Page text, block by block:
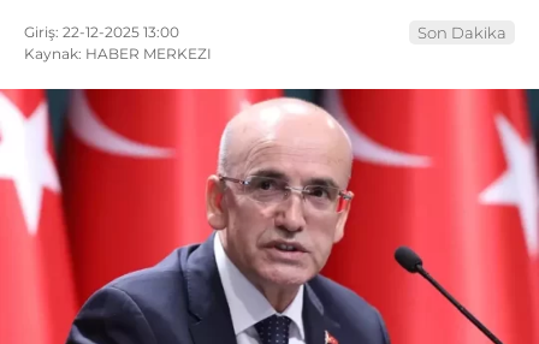
Giriş: 22-12-2025 13:00
Kaynak: HABER MERKEZI
Son Dakika